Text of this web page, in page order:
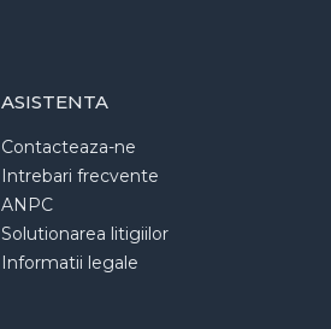
ASISTENTA
Contacteaza-ne
Intrebari frecvente
ANPC
Solutionarea litigiilor
Informatii legale